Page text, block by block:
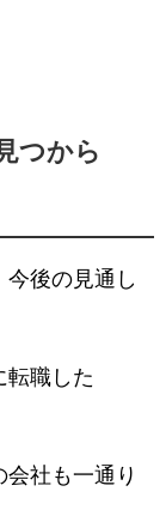
つから
後の見通し
転職した
社も一通り